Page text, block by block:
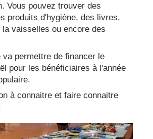
Vous pouvez trouver des
produits d'hygiène, des livres,
vaisselles ou encore des
va permettre de financer le
pour les bénéficiaires à l'année
à connaitre et faire connaitre